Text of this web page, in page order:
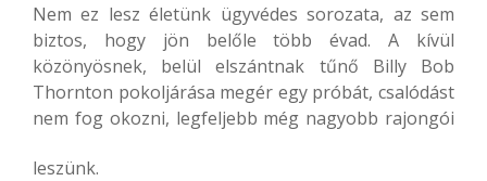
Nem ez lesz életünk ügyvédes sorozata, az sem
biztos, hogy jön belőle több évad. A kívül
közönyösnek, belül elszántnak tűnő Billy Bob
Thornton pokoljárása megér egy próbát, csalódást
nem fog okozni, legfeljebb még nagyobb rajongói
leszünk.